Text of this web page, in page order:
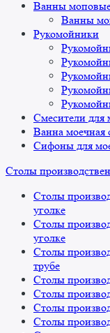
Ванны
Ванны
Рукомойники
Смесители для
Ванна моечная
Сифоны для
Столы
Столы
уголке
Столы
уголке
Столы
трубе
Столы
Столы
Столы
Столы